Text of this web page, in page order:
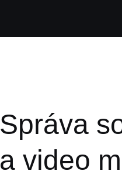
Správa
a video